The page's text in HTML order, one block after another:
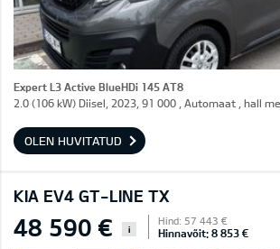
Expert L3 Active BlueHDi 145 AT8
2.0 (106 kW) Diisel, 2023, 91 000 , Automaat , hall
OLEN HUVITATUD
KIA EV4 GT-LINE TX
48 590 € i
Hind: 57 443 €
Hinnavõit: 8 853 €